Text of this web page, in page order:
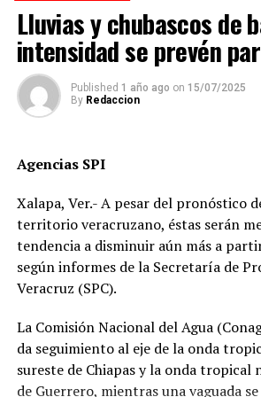
Revolución.
Pese a que el presunto responsable
familiares de la víctima denuncian
fue manipulada.
de alterar la escena del accidente y
liberación del operador del camión.
Además, acusan que las solicitudes de
cámaras del C4, así como de
cercanas, han sido ignoradas o
por temor a represalias.
“Hoy fue mi
Lluvias y chubascos de
intensidad se prevén
Published 1 año ago on 15/07/2025
By Redaccion
Agencias SPI
Xalapa, Ver.- A pesar del pronóstico
territorio veracruzano, éstas serán
tendencia a disminuir aún más a
según informes de la Secretaría de
Veracruz (SPC).
La Comisión Nacional del Agua
da seguimiento al eje de la onda
sureste de Chiapas y la onda tropical
de Guerrero, mientras una vaguada